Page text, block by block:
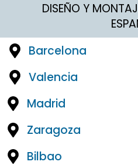
DISEÑO Y
Barcelona
Valencia
Madrid
Zaragoza
Bilbao